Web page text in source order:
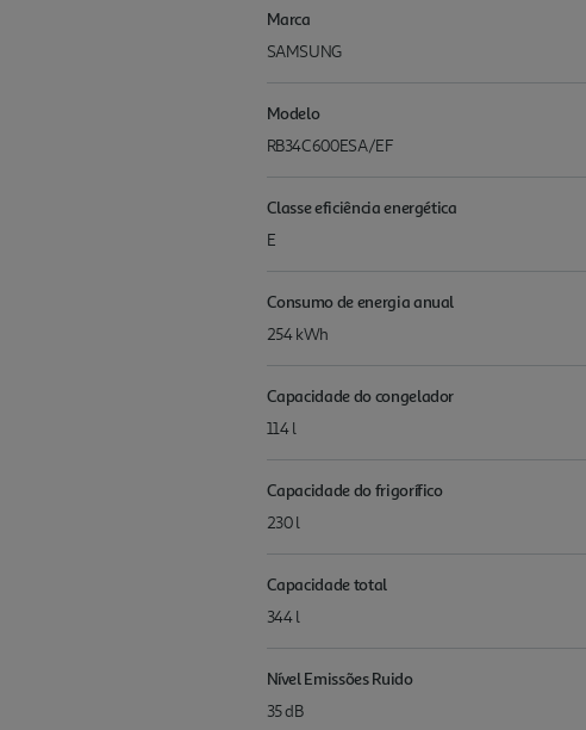
Marca
SAMSUNG
Modelo
RB34C600ESA/EF
Classe eficiência energética
E
Consumo de energia anual
254 kWh
Capacidade do congelador
114 l
Capacidade do frigorífico
230 l
Capacidade total
344 l
Nível Emissões Ruido
35 dB